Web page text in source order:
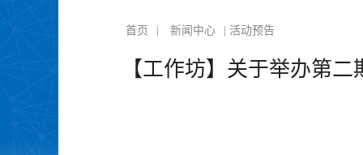
首页 新闻中心 | 活动预告
【工作坊】关于举办第